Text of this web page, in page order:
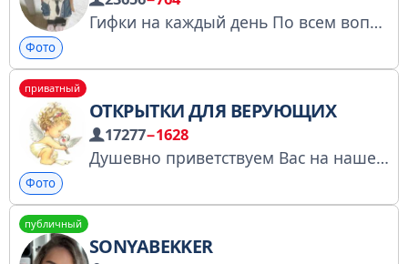
Гифки на каждый день По всем вопросам @huaytivasya
Фото
приватный
ОТКРЫТКИ ДЛЯ ВЕРУЮЩИХ
17277−1628
Душевно приветствуем Вас на нашем канале. Братья и Сестры, поделитесь ссылкой на наш канал
Фото
публичный
SONYABEKKER